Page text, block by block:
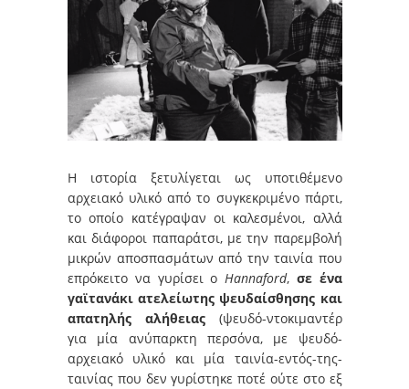
Η ιστορία ξετυλίγεται ως υποτιθέμενο
αρχειακό υλικό από το συγκεκριμένο πάρτι,
το οποίο κατέγραψαν οι καλεσμένοι, αλλά
και διάφοροι παπαράτσι, με την παρεμβολή
μικρών αποσπασμάτων από την ταινία που
επρόκειτο να γυρίσει οHannaford, σε ένα
γαϊτανάκι ατελείωτης ψευδαίσθησης και
απατηλής αλήθειας(ψευδό-ντοκιμαντέρ
για μία ανύπαρκτη περσόνα, με ψευδό-
αρχειακό υλικό και μία ταινία-εντός-της-
ταινίας που δεν γυρίστηκε ποτέ ούτε στο εξ